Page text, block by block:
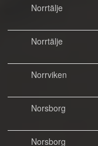
Norrtälje
Norrtälje
Norrviken
Norsborg
Norsborg